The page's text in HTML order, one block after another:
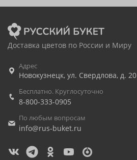
Доставка цветов по России и Миру
Адрес
Новокузнецк, ул. Свердлова, д. 20
Бесплатно. Круглосуточно
8-800-333-0905
По любым вопросам
info@rus-buket.ru